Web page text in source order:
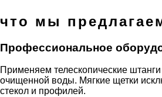
что мы
Профессиональное
Применяем телескопические
очищенной воды. Мягкие щетки
стекол и профилей.